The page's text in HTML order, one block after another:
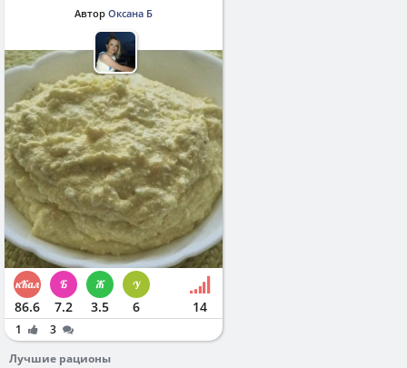
Автор Оксана Б
86.6 7.2 3.5 6 14
1
3
Лучшие рационы